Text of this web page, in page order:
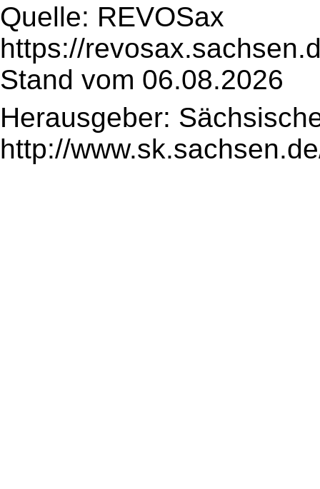
Quelle: REVOSax
https://
Stand vom 06.08.2026
Herausgeber:
http://